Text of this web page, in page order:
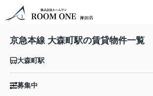
京急本線 大森町駅の賃貸物件一覧
大森町駅
募集中